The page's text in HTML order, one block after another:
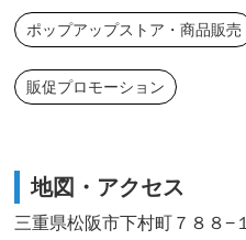
ポップアップストア・商品販売
販促プロモーション
地図・アクセス
三重県松阪市下村町７８８−１